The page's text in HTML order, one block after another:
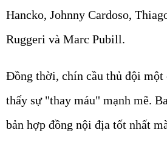
Hancko, Johnny Cardoso,
Ruggeri và Marc Pubill.
Đồng thời, chín cầu thủ đội một
thấy sự "thay máu" mạnh mẽ.
bản hợp đồng nội địa tốt nhất